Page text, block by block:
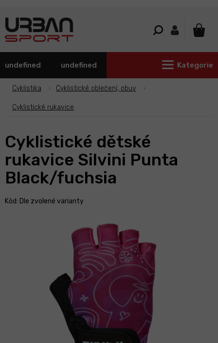
undefined undefined Kategorie
Cyklistika Cyklistické oblečení, obuv
Cyklistické rukavice
Cyklistické dětské
rukavice Silvini Punta
Black/fuchsia
Kód: Dle zvolené varianty